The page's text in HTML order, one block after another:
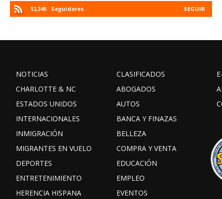
12,345 Seguidores SEGUIR
NOTICIAS
CHARLOTTE & NC
ESTADOS UNIDOS
INTERNACIONALES
INMIGRACIÓN
MIGRANTES EN VUELO
DEPORTES
ENTRETENIMIENTO
HERENCIA HISPANA
CLASIFICADOS
ABOGADOS
AUTOS
BANCA Y FINAZAS
BELLEZA
COMPRA Y VENTA
EDUCACIÓN
EMPLEO
EVENTOS